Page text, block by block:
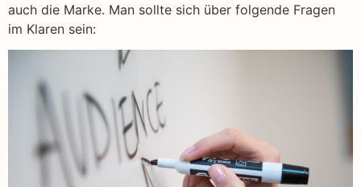
auch die Marke. Man sollte sich über folgende Fragen
im Klaren sein: